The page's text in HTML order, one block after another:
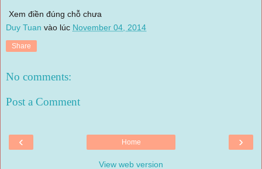
Xem điền đúng chỗ chưa
Duy Tuan vào lúc November 04, 2014
Share
No comments:
Post a Comment
‹ ›
Home
View web version